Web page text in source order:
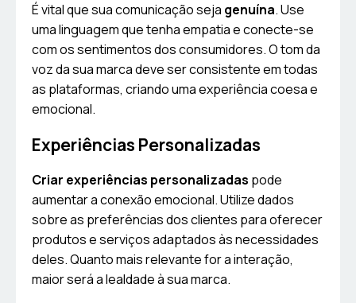
É vital que sua comunicação seja genuína. Use
uma linguagem que tenha empatia e conecte-se
com os sentimentos dos consumidores. O tom da
voz da sua marca deve ser consistente em todas
as plataformas, criando uma experiência coesa e
emocional.
Experiências Personalizadas
Criar experiências personalizadas pode
aumentar a conexão emocional. Utilize dados
sobre as preferências dos clientes para oferecer
produtos e serviços adaptados às necessidades
deles. Quanto mais relevante for a interação,
maior será a lealdade à sua marca.